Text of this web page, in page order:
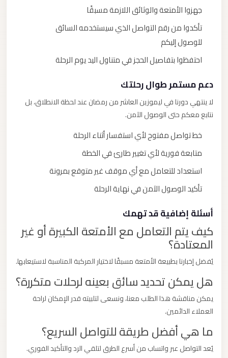
جهزوا الأمتعة والوثائق اللازمة مسبقًا
تأكدوا من رقم التواصل الذي سيستخدمه السائق
للوصول إليكم
احتفظوا بتفاصيل الحجز في متناول اليد يوم الرحلة
دعم مستمر طوال رحلتك
لا ينتهي دورنا في ليموزين العاشر من رمضان عند لحظة الانطلاق، بل
نتابع معكم حتى الوصول الآمن.
خط تواصل مفتوح لأي استفسار أثناء الرحلة
متابعة فورية لأي تغيير طارئ في الخطة
استعداد للتعامل مع أي موقف غير متوقع بمرونة
تأكيد الوصول الآمن في نهاية الرحلة
أسئلة إضافية قد تهمك
كيف يتم التعامل مع الأمتعة الكبيرة أو غير
المعتادة؟
يُفضل إخبارنا بطبيعة الأمتعة مسبقًا لاختيار المركبة المناسبة لاستيعابها.
هل يمكن تحديد سائق بعينه لرحلات متكررة؟
يمكن مناقشة هذا الطلب معنا، ونسعى لتلبيته قدر الإمكان لراحة
العملاء الدائمين.
ما هي أفضل طريقة للتواصل السريع؟
يُعد التواصل عبر واتساب من أسرع الطرق لتلقي الرد والتأكيد الفوري.